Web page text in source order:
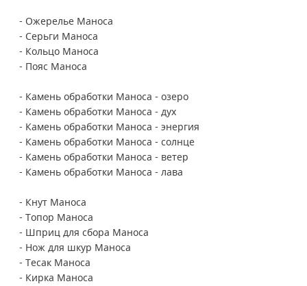
- Ожерелье Маноса
- Серьги Маноса
- Кольцо Маноса
- Пояс Маноса
- Камень обработки Маноса - озеро
- Камень обработки Маноса - дух
- Камень обработки Маноса - энергия
- Камень обработки Маноса - солнце
- Камень обработки Маноса - ветер
- Камень обработки Маноса - лава
- Кнут Маноса
- Топор Маноса
- Шприц для сбора Маноса
- Нож для шкур Маноса
- Тесак Маноса
- Кирка Маноса